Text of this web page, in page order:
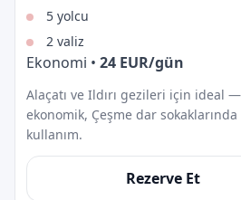
5 yolcu
2 valiz
Ekonomi • 24 EUR/gün
Alaçatı ve Ildırı gezileri için ideal
ekonomik, Çeşme dar sokaklarında
kullanım.
Rezerve Et